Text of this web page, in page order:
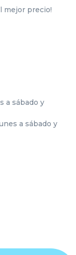
mejor precio!
a sábado y
a sábado y